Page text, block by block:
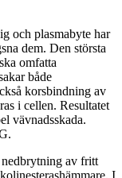
och plasmabyte har
dem. Den största
omfatta
både
korsbindning av
i cellen. Resultatet
vävnadsskada.
av fritt
I